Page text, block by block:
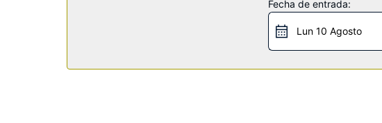
Se ofrece un desayuno autoservicio gratuito todos los días de
Fecha de entrada:
Lun 10 Agosto